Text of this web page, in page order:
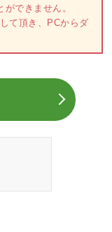
できません。
て頂き、PCからダ